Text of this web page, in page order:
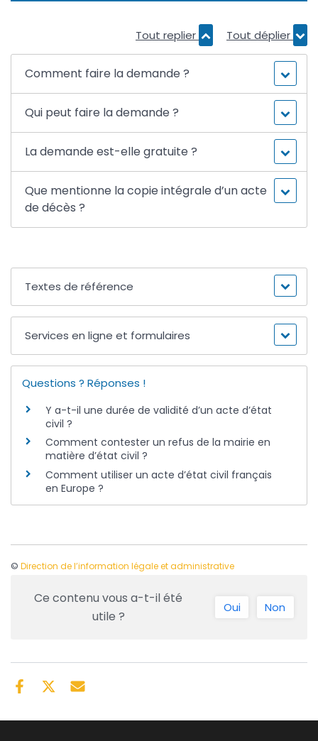
Tout replier Tout déplier
Comment faire la demande ?
Qui peut faire la demande ?
La demande est-elle gratuite ?
Que mentionne la copie intégrale d’un acte
de décès ?
Textes de référence
Services en ligne et formulaires
Questions ? Réponses !
Y a-t-il une durée de validité d’un acte d’état
civil ?
Comment contester un refus de la mairie en
matière d’état civil ?
Comment utiliser un acte d’état civil français
en Europe ?
© Direction de l’information légale et administrative
Ce contenu vous a-t-il été
utile ?
Oui Non